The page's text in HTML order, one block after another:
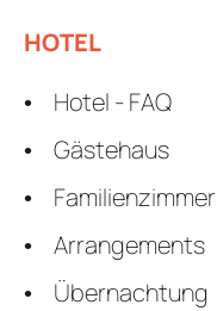
HOTEL
Hotel - FAQ
Gästehaus
Familienzimmer
Arrangements
Übernachtung